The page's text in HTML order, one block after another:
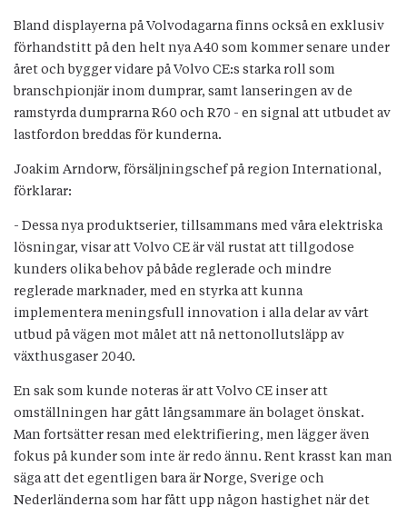
Bland displayerna på Volvodagarna finns också en exklusiv
förhandstitt på den helt nya A40 som kommer senare under
året och bygger vidare på Volvo CE:s starka roll som
branschpionjär inom dumprar, samt lanseringen av de
ramstyrda dumprarna R60 och R70 - en signal att utbudet av
lastfordon breddas för kunderna.
Joakim Arndorw, försäljningschef på region International,
förklarar:
- Dessa nya produktserier, tillsammans med våra elektriska
lösningar, visar att Volvo CE är väl rustat att tillgodose
kunders olika behov på både reglerade och mindre
reglerade marknader, med en styrka att kunna
implementera meningsfull innovation i alla delar av vårt
utbud på vägen mot målet att nå nettonollutsläpp av
växthusgaser 2040.
En sak som kunde noteras är att Volvo CE inser att
omställningen har gått långsammare än bolaget önskat.
Man fortsätter resan med elektrifiering, men lägger även
fokus på kunder som inte är redo ännu. Rent krasst kan man
säga att det egentligen bara är Norge, Sverige och
Nederländerna som har fått upp någon hastighet när det